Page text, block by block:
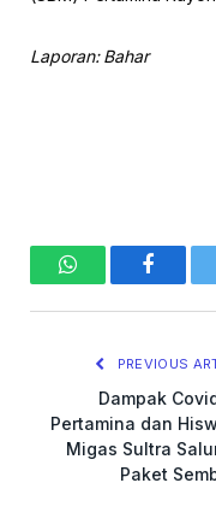
Laporan: Bahar
WhatsApp
PREVIOUS
Dampak
Pertamina dan
Migas Sultra
Paket